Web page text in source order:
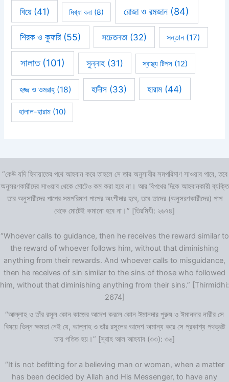
বিয়ে(41) মিথ্যা বলা(8) রোজা ও রমজান (84)
শিরক ও কুফরি(55) সচেতনতা(32) সন্তান(17)
সালাত(101) সুন্নাহ (31) স্বাস্থ্য টিপস (12)
হজ্জ ও ওমরাহ্‌(18) হাদীস(33) হারাম (44)
হালাল-হারাম(10)
“কেউ যদি হিদায়াতের পথে আহবান করে তাহলে সে তার অনুসারীর সমপরিমাণ সাওয়াব পাবে, তবে
অনুসরণকারীদের সাওয়াব থেকে মোটেও কম করা হবে না। আর বিপথের দিকে আহবানকারী ব্যক্তি
তার অনুসারীদের পাপের সমপরিমাণ পাপের অংশীদার হবে, তবে তাদের (অনুসরণকারীদের) পাপ
থেকে মোটেই কমানো হবে না।” [তিরমিযী: ২৬৭৪]
“Whoever calls to guidance, then he receives the reward similar to
the reward of whoever follows him, without that diminishing
anything from their rewards. And whoever calls to misguidance,
then he receives of sin similar to the sins of those who followed
him, without that diminishing anything from their sins.” [Thirmidhi:
2674]
“আল্লাহ ও তাঁর রসূল কোন কাজের আদেশ করলে কোন ঈমানদার পুরুষ ও ঈমানদার নারীর সে
বিষয়ে ভিন্ন ক্ষমতা নেই যে, আল্লাহ ও তাঁর রসূলের আদেশ অমান্য করে সে প্রকাশ্য পথভ্রষ্ট
তায় পতিত হয়।” [সূরাহ আল আহযাব (৩৩): ৩৬]
“It is not befitting for a believing man or woman, when a matter
has been decided by Allah and His Messenger, to have any